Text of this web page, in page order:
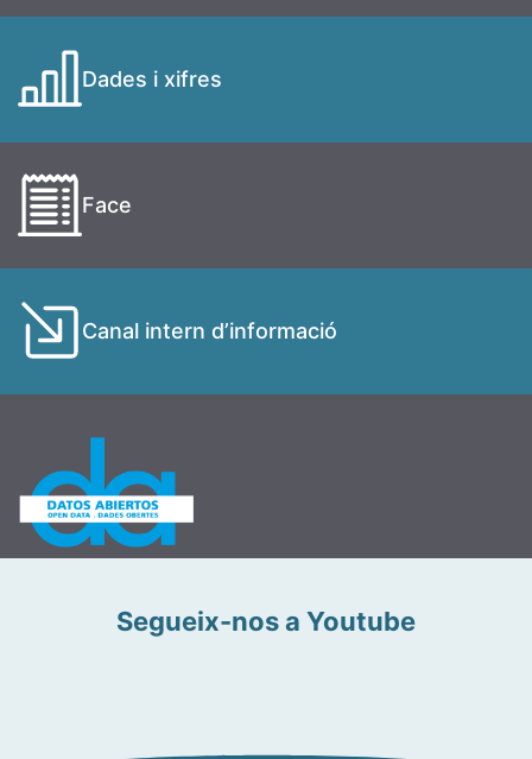
Dades i xifres
Face
Canal intern d’informació
Segueix-nos a Youtube